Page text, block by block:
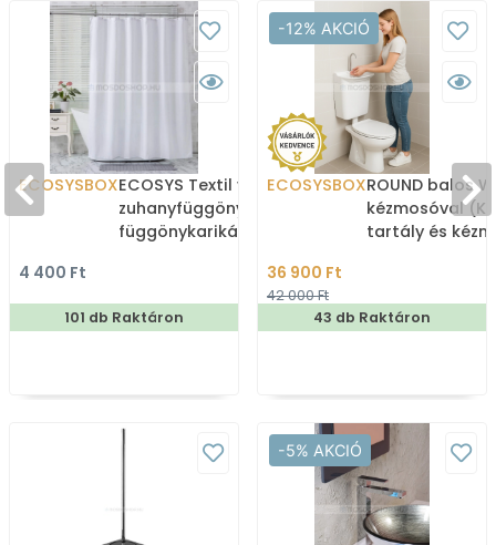
ECOSYSBOXECOSYS Textil varrott
zuhanyfüggöny 12db
függönykarikával
Zuhanyfüggöny textil
4 400 Ft
101 db Raktáron
-12% AKCIÓ
ECOSYSBOXROUND balos
kézmosóval
tartály és
36 900 Ft
42 000 Ft
43 db Raktáron
-5% AKCIÓ